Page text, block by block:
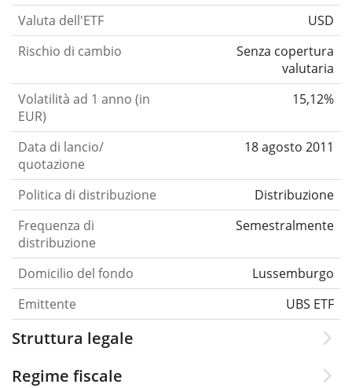
Valuta dell'ETF
USD
Rischio di cambio
Senza copertura
valutaria
Volatilità ad 1 anno (in
EUR)
15,12%
Data di lancio/
quotazione
18 agosto 2011
Politica di distribuzione
Distribuzione
Frequenza di
distribuzione
Semestralmente
Domicilio del fondo
Lussemburgo
Emittente
UBS ETF
Struttura legale
Regime fiscale